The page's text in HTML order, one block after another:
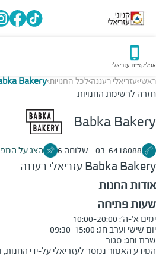
אפליקציית עזריאלי
ראשי>עזריאלי רעננה>לכל החנויות>
Bakery
חזרה לרשימת החנויות
Babka Bakery
03-6418088 – שלוחה 6 הצג על
Babka Bakery עזריאלי רעננה
אודות החנות
שעות פתיחה
שבת וחג: סגור
המידע האמור נמסר לעזריאלי על-ידי החנות,